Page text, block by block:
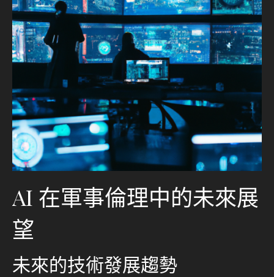
AI 在軍事倫理中的未來展
望
未來的技術發展趨勢